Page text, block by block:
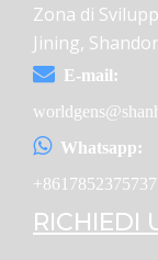
Zona di
Jining,
E-mail:
Whatsapp:
+8617852375737
RICHIEDI